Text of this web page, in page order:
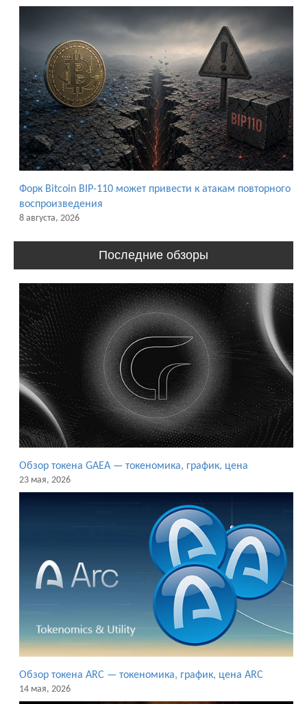
Форк Bitcoin BIP-110 может привести к атакам повторного
воспроизведения
8 августа, 2026
Последние обзоры
Обзор токена GAEA — токеномика, график, цена
23 мая, 2026
Обзор токена ARC — токеномика, график, цена ARC
14 мая, 2026